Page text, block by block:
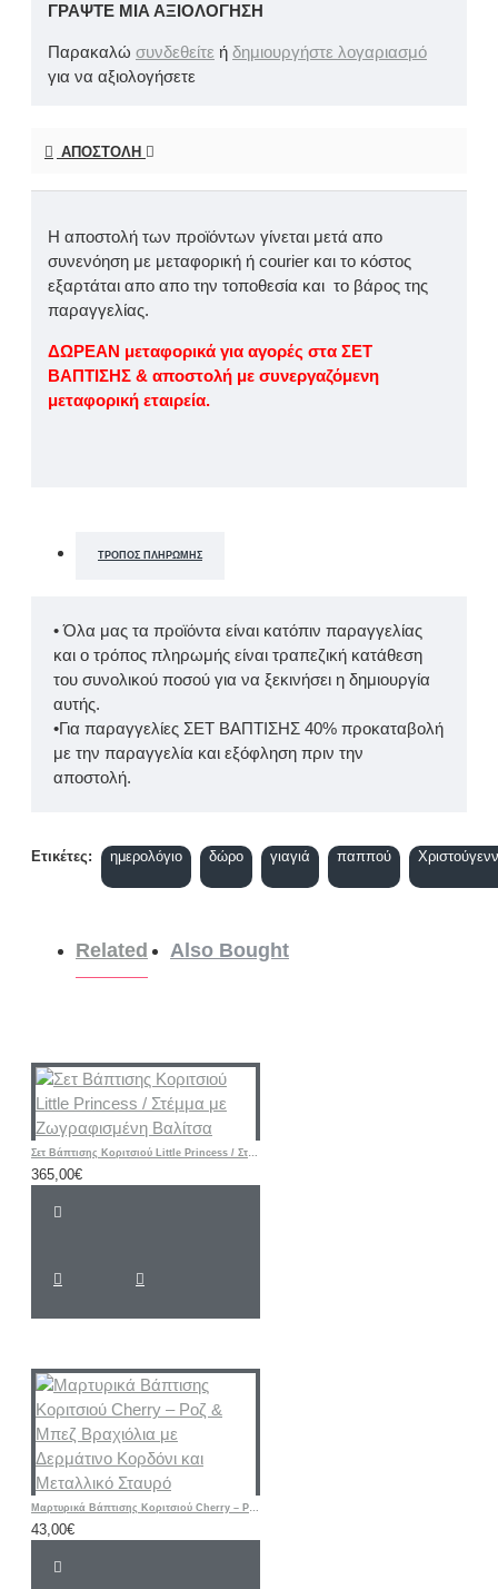
ΓΡΆΨΤΕ ΜΙΑ ΑΞΙΟΛΌΓΗΣΗ
Παρακαλώ συνδεθείτε ή δημιουργήστε λογαριασμό
για να αξιολογήσετε
ΑΠΟΣΤΟΛΉ
Η αποστολή των προϊόντων γίνεται μετά απο
συνενόηση με μεταφορική ή courier και το κόστος
εξαρτάται απο απο την τοποθεσία και το βάρος της
παραγγελίας.
ΔΩΡΕΑΝ μεταφορικά για αγορές στα ΣΕΤ
ΒΑΠΤΙΣΗΣ & αποστολή με συνεργαζόμενη
μεταφορική εταιρεία.
ΤΡΌΠΟΣ ΠΛΗΡΩΜΉΣ
• Όλα μας τα προϊόντα είναι κατόπιν παραγγελίας
και ο τρόπος πληρωμής είναι τραπεζική κατάθεση
του συνολικού ποσού για να ξεκινήσει η δημιουργία
αυτής.
•Για παραγγελίες ΣΕΤ ΒΑΠΤΙΣΗΣ 40% προκαταβολή
με την παραγγελία και εξόφληση πριν την
αποστολή.
Ετικέτες: ημερολόγιο δώρο γιαγιά παππού
Related Also Bought
Σετ Βάπτισης Κοριτσιού Little Princess / Στέμμα με Ζωγραφισμένη Βαλίτσα
365,00€
Μαρτυρικά Βάπτισης Κοριτσιού Cherry – Ροζ & Μπεζ Βραχιόλια με Δερμάτινο Κορδόνι και Μεταλλικό Σταυρό
43,00€